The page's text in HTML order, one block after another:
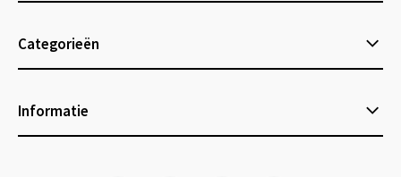
Categorieën
Informatie